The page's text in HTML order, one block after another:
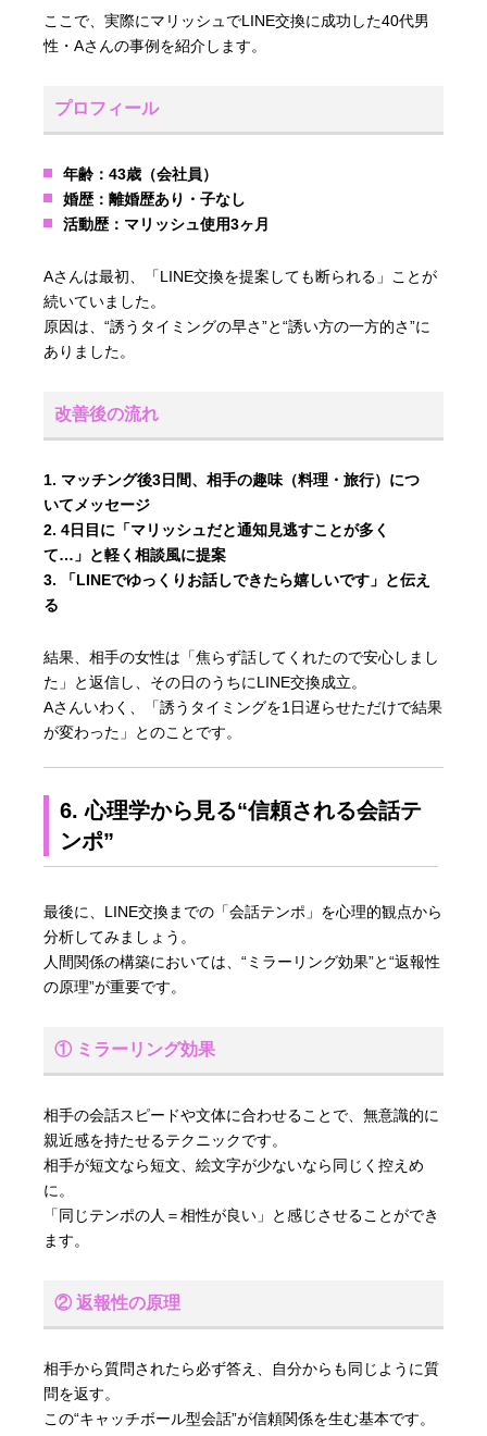
ここで、実際にマリッシュでLINE交換に成功した40代男
性・Aさんの事例を紹介します。
プロフィール
年齢：43歳（会社員）
婚歴：離婚歴あり・子なし
活動歴：マリッシュ使用3ヶ月
Aさんは最初、「LINE交換を提案しても断られる」ことが
続いていました。
原因は、“誘うタイミングの早さ”と“誘い方の一方的さ”に
ありました。
改善後の流れ
マッチング後3日間、相手の趣味（料理・旅行）につ
いてメッセージ
4日目に「マリッシュだと通知見逃すことが多く
て…」と軽く相談風に提案
「LINEでゆっくりお話しできたら嬉しいです」と伝え
る
結果、相手の女性は「焦らず話してくれたので安心しまし
た」と返信し、その日のうちにLINE交換成立。
Aさんいわく、「誘うタイミングを1日遅らせただけで結果
が変わった」とのことです。
6. 心理学から見る“信頼される会話テ
ンポ”
最後に、LINE交換までの「会話テンポ」を心理的観点から
分析してみましょう。
人間関係の構築においては、“ミラーリング効果”と“返報性
の原理”が重要です。
① ミラーリング効果
相手の会話スピードや文体に合わせることで、無意識的に
親近感を持たせるテクニックです。
相手が短文なら短文、絵文字が少ないなら同じく控えめ
に。
「同じテンポの人＝相性が良い」と感じさせることができ
ます。
② 返報性の原理
相手から質問されたら必ず答え、自分からも同じように質
問を返す。
この“キャッチボール型会話”が信頼関係を生む基本です。